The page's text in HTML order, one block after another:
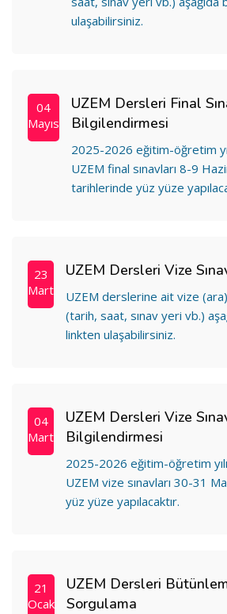
ulaşabilirsiniz.
04
Mayıs
UZEM Dersleri Final
Bilgilendirmesi
2025-2026 eğitim-öğretim
UZEM final sınavları 8-9
tarihlerinde yüz yüze
23
Mart
UZEM Dersleri Vize
UZEM derslerine ait vize
(tarih, saat, sınav yeri vb.)
linkten ulaşabilirsiniz.
04
Mart
UZEM Dersleri Vize
Bilgilendirmesi
2025-2026 eğitim-öğretim
UZEM vize sınavları 30-31
yüz yüze yapılacaktır.
21
Ocak
UZEM Dersleri
Sorgulama